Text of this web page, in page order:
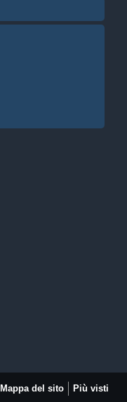
Mappa del sito Più visti